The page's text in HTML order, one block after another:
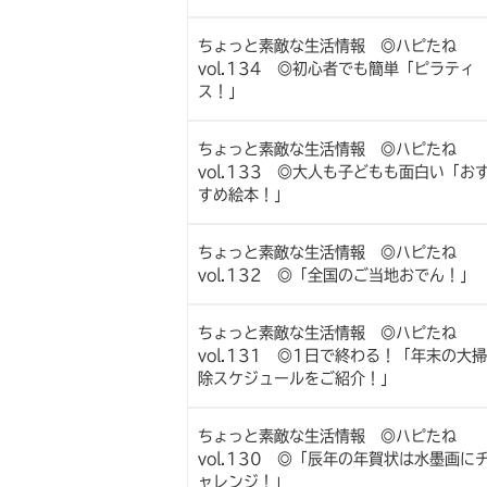
ちょっと素敵な生活情報 ◎ハピたね
vol.134 ◎初心者でも簡単「ピラティ
ス！」
ちょっと素敵な生活情報 ◎ハピたね
vol.133 ◎大人も子どもも面白い「お
すめ絵本！」
ちょっと素敵な生活情報 ◎ハピたね
vol.132 ◎「全国のご当地おでん！」
ちょっと素敵な生活情報 ◎ハピたね
vol.131 ◎1日で終わる！「年末の大掃
除スケジュールをご紹介！」
ちょっと素敵な生活情報 ◎ハピたね
vol.130 ◎「辰年の年賀状は水墨画に
ャレンジ！」